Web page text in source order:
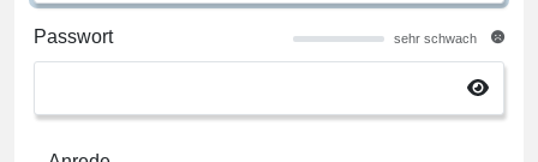
Passwort sehr schwach